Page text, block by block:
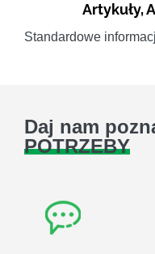
Artykuły,
Standardowe
Daj nam
POTRZEBY